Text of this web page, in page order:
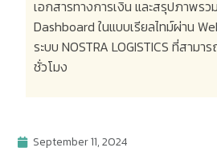
เอกสารทางการเงิน และสรุปภาพร
Dashboardในแบบเรียลไทม์ผ่าน
ระบบ NOSTRA LOGISTICSที่สามาร
ชั่วโมง
September 11, 2024